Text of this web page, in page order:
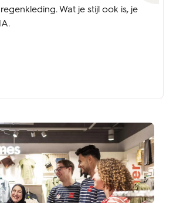
Wat je stijl ook is, je